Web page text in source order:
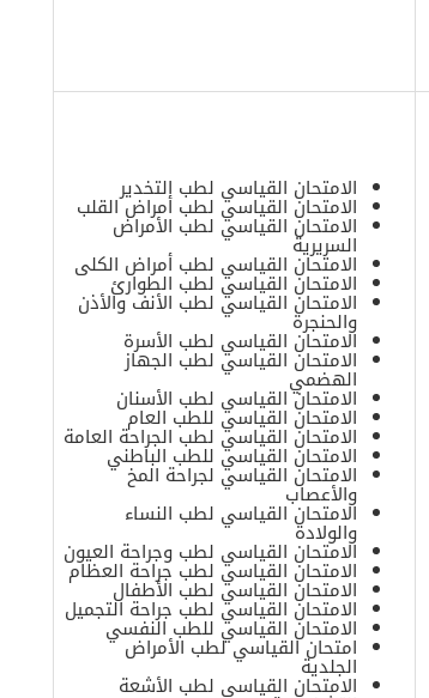
الامتحان القياسي لطب التخدير
الامتحان القياسي لطب أمراض القلب
الامتحان القياسي لطب الأمراض
السريرية
الامتحان القياسي لطب أمراض الكلى
الامتحان القياسي لطب الطوارئ
الامتحان القياسي لطب الأنف والأذن
والحنجرة
الامتحان القياسي لطب الأسرة
الامتحان القياسي لطب الجهاز
الهضمي
الامتحان القياسي لطب الأسنان
الامتحان القياسي للطب العام
الامتحان القياسي لطب الجراحة العامة
الامتحان القياسي للطب الباطني
الامتحان القياسي لجراحة المخ
والأعصاب
الامتحان القياسي لطب النساء
والولادة
الامتحان القياسي لطب وجراحة العيون
الامتحان القياسي لطب جراحة العظام
الامتحان القياسي لطب الأطفال
الامتحان القياسي لطب جراحة التجميل
الامتحان القياسي للطب النفسي
امتحان القياسي لطب الأمراض
الجلدية
الامتحان القياسي لطب الأشعة